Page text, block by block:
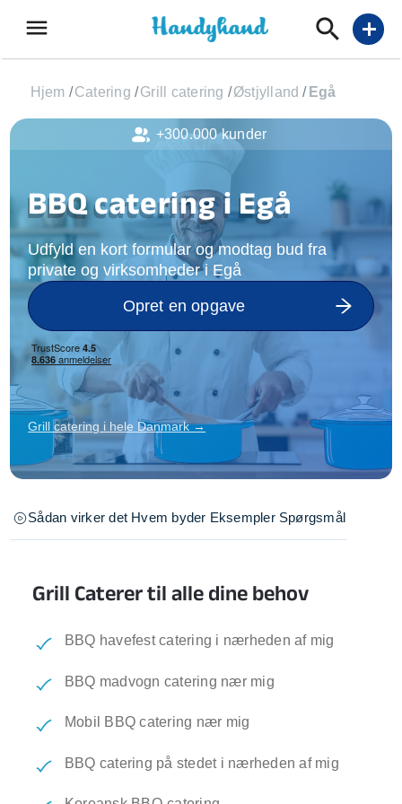
menu add
Hjem /Catering /Grill catering /Østjylland / Egå
BBQ catering i Egå
Udfyld en kort formular og modtag bud fra
private og virksomheder i Egå
Opret en opgave
Grill catering i hele Danmark →
Sådan virker det Hvem byder Eksempler Spørgsmål
Grill Caterer til alle dine behov
BBQ havefest catering i nærheden af mig
BBQ madvogn catering nær mig
Mobil BBQ catering nær mig
BBQ catering på stedet i nærheden af mig
+300.000 kunder